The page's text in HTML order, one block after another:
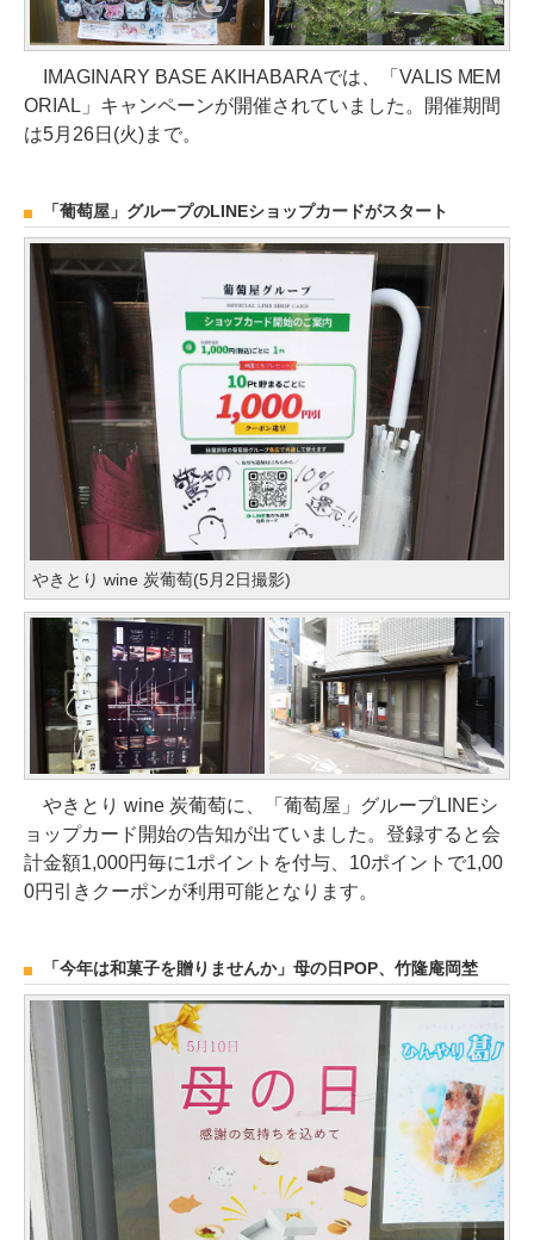
IMAGINARY BASE AKIHABARAでは、「VALIS MEM
ORIAL」キャンペーンが開催されていました。開催期間
は5月26日(火)まで。
「葡萄屋」グループのLINEショップカードがスタート
やきとり wine 炭葡萄(5月2日撮影)
やきとり wine 炭葡萄に、「葡萄屋」グループLINEシ
ョップカード開始の告知が出ていました。登録すると会
計金額1,000円毎に1ポイントを付与、10ポイントで1,00
0円引きクーポンが利用可能となります。
「今年は和菓子を贈りませんか」母の日POP、竹隆庵岡埜